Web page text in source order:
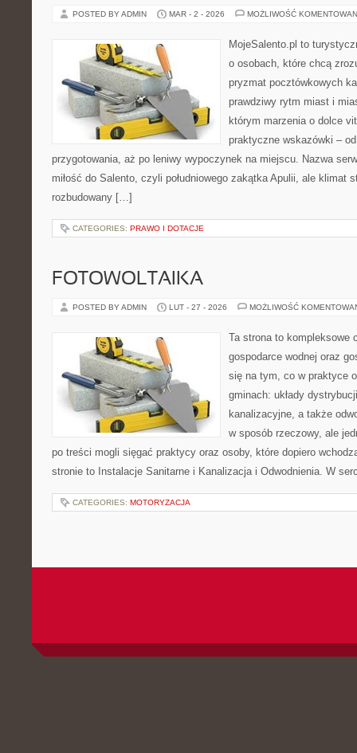
POSTED BY ADMIN MAR - 2 - 2026 MOŻLIWOŚĆ
MojeSalento.pl to
o osobach, które chcą
pryzmat pocztówkowych
prawdziwy rytm miast i
którym marzenia o dolce
praktyczne wskazówki –
przygotowania, aż po leniwy wypoczynek na miejscu. Nazwa
miłość do Salento, czyli południowego zakątka Apulii, ale klimat
rozbudowany […]
CATEGORIES: PRAWO I DOTACJE
FOTOWOLTAIKA
POSTED BY ADMIN LUT - 27 - 2026 MOŻLIWOŚĆ
Ta strona to kompleksowe
gospodarce wodnej oraz
się na tym, co w praktyce
gminach: układy
kanalizacyjne, a także
w sposób rzeczowy, ale
po treści mogli sięgać praktycy oraz osoby, które dopiero
stronie to Instalacje Sanitarne i Kanalizacja i Odwodnienia. W
CATEGORIES: MOTORYZACJA